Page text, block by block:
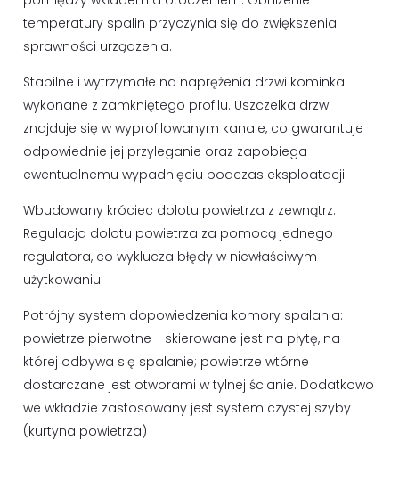
temperatury spalin przyczynia się do zwiększenia
sprawności urządzenia.
Stabilne i wytrzymałe na naprężenia drzwi kominka
wykonane z zamkniętego profilu. Uszczelka drzwi
znajduje się w wyprofilowanym kanale, co gwarantuje
odpowiednie jej przyleganie oraz zapobiega
ewentualnemu wypadnięciu podczas eksploatacji.
Wbudowany króciec dolotu powietrza z zewnątrz.
Regulacja dolotu powietrza za pomocą jednego
regulatora, co wyklucza błędy w niewłaściwym
użytkowaniu.
Potrójny system dopowiedzenia komory spalania:
powietrze pierwotne - skierowane jest na płytę, na
której odbywa się spalanie; powietrze wtórne
dostarczane jest otworami w tylnej ścianie. Dodatkowo
we wkładzie zastosowany jest system czystej szyby
(kurtyna powietrza)